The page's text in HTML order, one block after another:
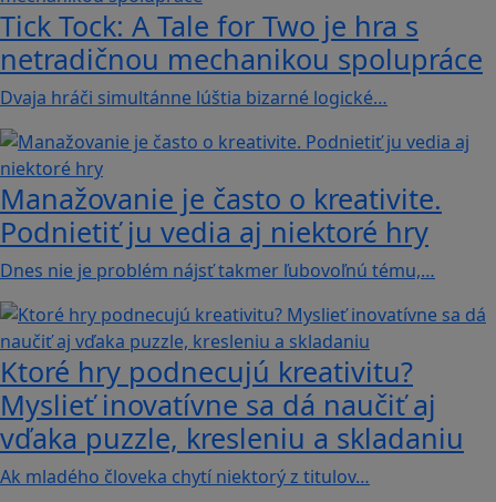
Tick Tock: A Tale for Tw‪o je hra s
netradičnou mechanikou spolupráce
Dvaja hráči simultánne lúštia bizarné logické…
Manažovanie je často o kreativite.
Podnietiť ju vedia aj niektoré hry
Dnes nie je problém nájsť takmer ľubovoľnú tému,…
Ktoré hry podnecujú kreativitu?
Myslieť inovatívne sa dá naučiť aj
vďaka puzzle, kresleniu a skladaniu
Ak mladého človeka chytí niektorý z titulov…